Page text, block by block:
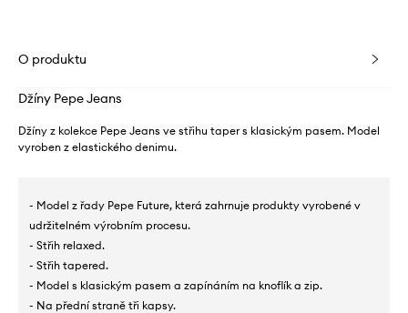
O produktu
Džíny Pepe Jeans
Džíny z kolekce Pepe Jeans ve střihu taper s klasickým pasem. Model
vyroben z elastického denimu.
- Model z řady Pepe Future, která zahrnuje produkty vyrobené v
udržitelném výrobním procesu.
- Střih relaxed.
- Střih tapered.
- Model s klasickým pasem a zapínáním na knoflík a zip.
- Na přední straně tři kapsy.